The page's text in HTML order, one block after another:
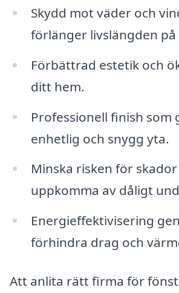
Skydd mot väder och
förlänger livslängden
Förbättrad estetik och
ditt hem.
Professionell finish som
enhetlig och snygg yta.
Minska risken för
uppkomma av dåligt
Energieffektivisering
förhindra drag och
Att anlita rätt firma för